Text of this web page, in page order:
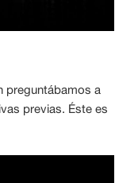
preguntábamos a
previas. Éste es